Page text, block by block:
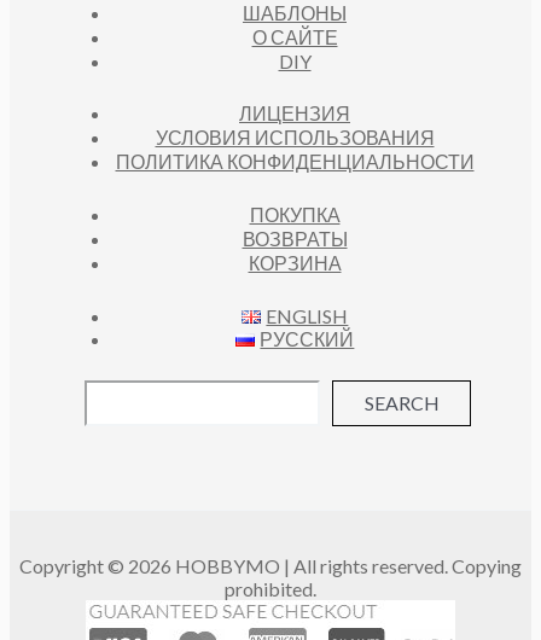
ШАБЛОНЫ
О САЙТЕ
DIY
ЛИЦЕНЗИЯ
УСЛОВИЯ ИСПОЛЬЗОВАНИЯ
ПОЛИТИКА КОНФИДЕНЦИАЛЬНОСТИ
ПОКУПКА
ВОЗВРАТЫ
КОРЗИНА
ENGLISH
РУССКИЙ
SEARCH
Copyright © 2026 HOBBYMO | All rights reserved. Copying
prohibited.